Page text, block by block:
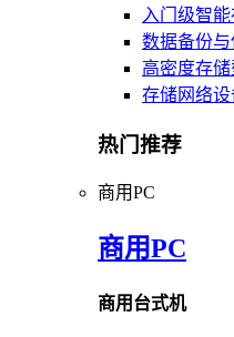
入门级智
数据备份与
高密度存
存储网络设
热门推荐
商用PC
商用PC
商用台式机